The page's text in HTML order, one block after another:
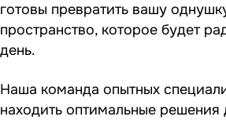
готовы превратить вашу
пространство, которое будет
день.
Наша команда опытных
находить оптимальные решения